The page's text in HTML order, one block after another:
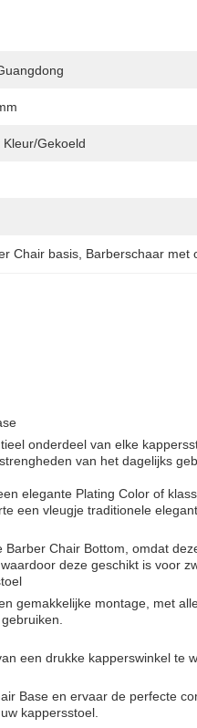
Kleur/gekoeld
Chair basis Barberschaar met
onderdeel van elke
van het dagelijks
elegante Plating Color of
een vleugje traditionele
Chair Bottom, omdat
deze geschikt is voor
gemakkelijke montage, met
een drukke kapperswinkel te
Base en ervaar de perfecte
kappersstoel.